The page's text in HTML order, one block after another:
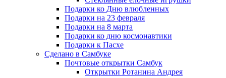
Подарки ко Дню влюбленных
Подарки на 23 февраля
Подарки на 8 марта
Подарки ко дню космонавтики
Подарки к Пасхе
Сделано в Самбуке
Почтовые открытки Самбук
Открытки Ротанина Андрея